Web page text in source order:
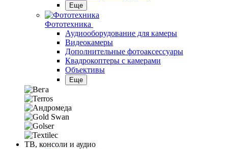
Еще
Фототехника
Аудиооборудование для камеры
Видеокамеры
Дополнительные фотоаксессуары
Квадрокоптеры с камерами
Объективы
Еще
ТВ, консоли и аудио